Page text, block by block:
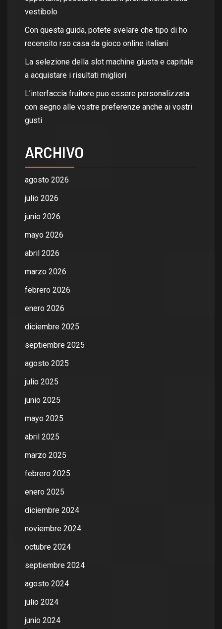
vestibolo
Con questa guida, potete svelare che tipo di ho
recensito rso casa da gioco online italiani
La selezione della slot machine giusta e capitale
a acquistare i risultati migliori
L’interfaccia fruitore puo essere personalizzata
con segno alle vostre preferenze anche ai vostri
gusti
ARCHIVO
agosto 2026
julio 2026
junio 2026
mayo 2026
abril 2026
marzo 2026
febrero 2026
enero 2026
diciembre 2025
septiembre 2025
agosto 2025
julio 2025
junio 2025
mayo 2025
abril 2025
marzo 2025
febrero 2025
enero 2025
diciembre 2024
noviembre 2024
octubre 2024
septiembre 2024
agosto 2024
julio 2024
junio 2024